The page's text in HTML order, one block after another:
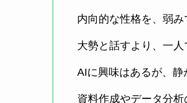
内向的な性格を、弱
大勢と話すより、一
AIに興味はあるが、
資料作成やデータ分